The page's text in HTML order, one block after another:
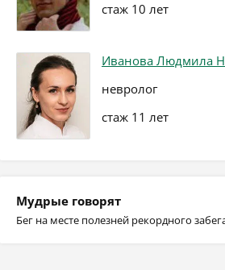
стаж 10 лет
Иванова Людмила
невролог
стаж 11 лет
Мудрые говорят
Бег на месте полезней рекордного